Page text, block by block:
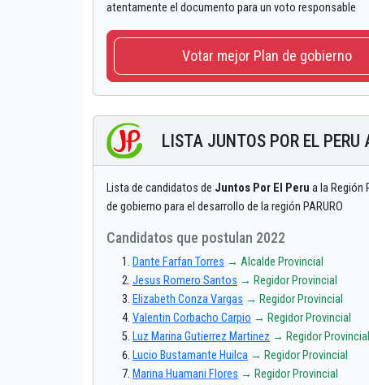
atentamente el documento para un voto responsable
Votar mejor Plan de gobierno
LISTA JUNTOS POR EL PERU
Lista de candidatos de Juntos Por El Peru a la Región
de gobierno para el desarrollo de la región PARURO
Candidatos que postulan 2022
Dante Farfan Torres → Alcalde Provincial
Jesus Romero Santos → Regidor Provincial
Elizabeth Conza Vargas → Regidor Provincial
Valentin Corbacho Carpio → Regidor Provincial
Luz Marina Gutierrez Martinez → Regidor Provincial
Lucio Bustamante Huilca → Regidor Provincial
Marina Huamani Flores → Regidor Provincial